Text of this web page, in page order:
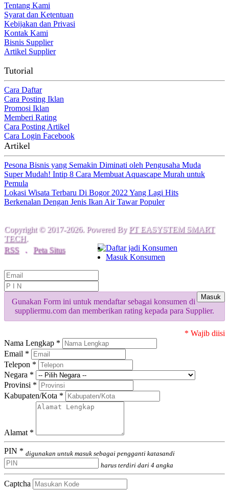
Tentang Kami
Syarat dan Ketentuan
Kebijakan dan Privasi
Kontak Kami
Bisnis Supplier
Artikel Supplier
Tutorial
Cara Daftar
Cara Posting Iklan
Promosi Iklan
Memberi Rating
Cara Posting Artikel
Cara Login Facebook
Artikel
Pesona Bisnis yang Semakin Diminati oleh Pengusaha Muda
Super Mudah! Intip 8 Cara Membuat Aquascape Murah untuk
Pemula
Lokasi Wisata Terbaru Di Bogor 2022 Yang Lagi Hits
Berkenalan Dengan Jenis Ikan Air Tawar Populer
Copyright © 2017-2026. Powered By PT EASYSTEM SMART
TECH.
RSS
. Peta Situs
Daftar jadi Konsumen
Masuk Konsumen
Masuk
Gunakan Form ini untuk mendaftar sebagai konsumen di
suppliermu.com dan memberikan rating kepada para Supplier.
* Wajib diisi
Nama Lengkap *
Email *
Telepon *
Negara *
Provinsi *
Kabupaten/Kota *
Alamat *
PIN * digunakan untuk masuk sebagai pengganti katasandi
harus terdiri dari 4 angka
Captcha